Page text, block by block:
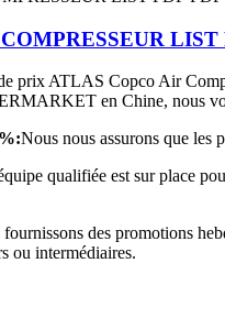
LIST
prix ATLAS Copco Air
en Chine, nous
Nous nous assurons que les
qualifiée est sur place
des promotions
ou intermédiaires.